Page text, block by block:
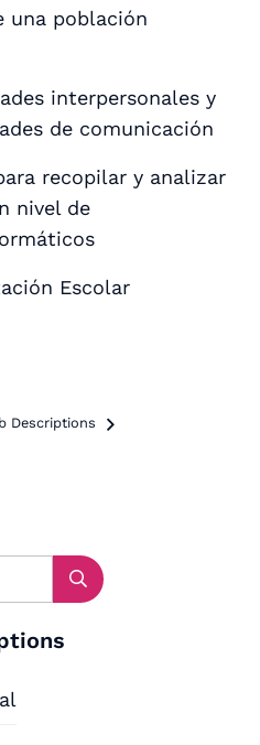
una población
interpersonales y
de comunicación
recopilar y analizar
nivel de
Escolar
Descriptions 